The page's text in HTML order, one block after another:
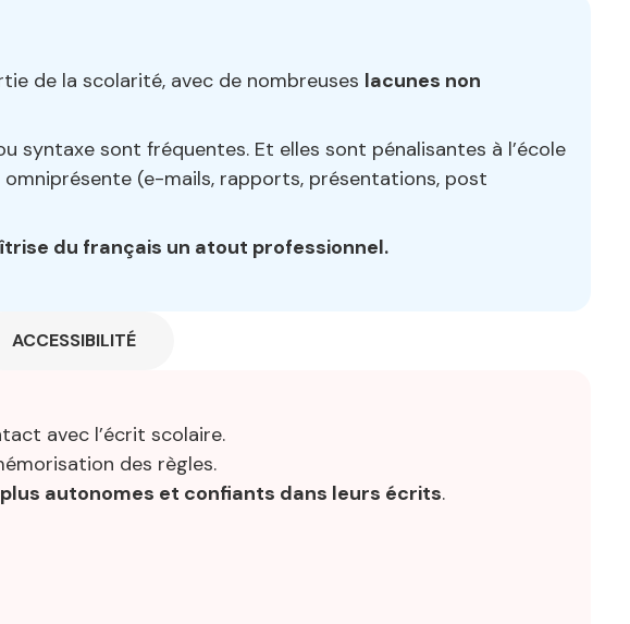
de la scolarité, avec de nombreuses lacunes non
syntaxe sont fréquentes. Et elles sont pénalisantes à l’école
(e-mails, rapports, présentations, post
du français un atout professionnel.
ACCESSIBILITÉ
avec l’écrit scolaire.
des règles.
plus autonomes et confiants dans leurs écrits.